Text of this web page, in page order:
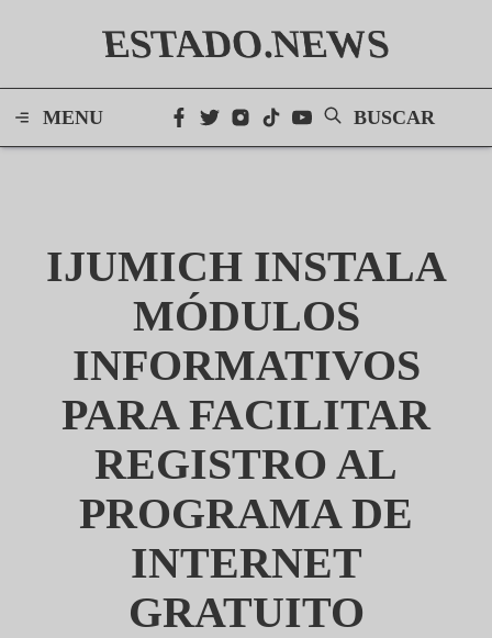
ESTADO.NEWS
MENU BUSCAR
IJUMICH INSTALA
MÓDULOS
INFORMATIVOS
PARA FACILITAR
REGISTRO AL
PROGRAMA DE
INTERNET
GRATUITO